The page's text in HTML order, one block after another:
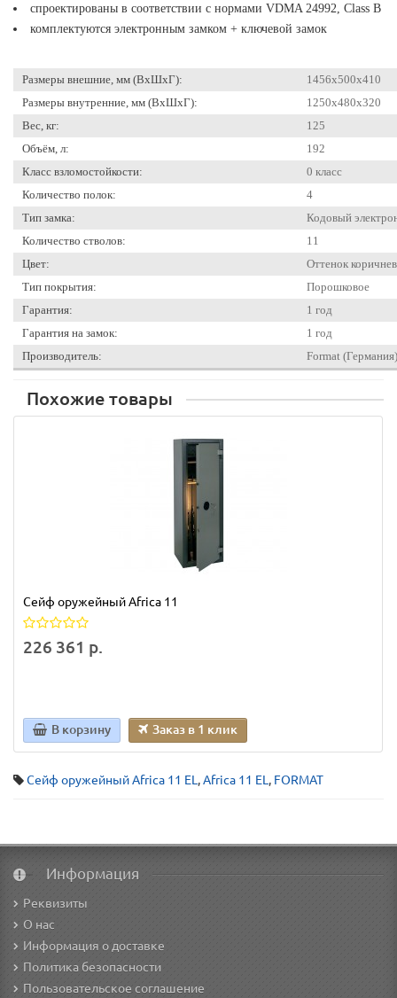
спроектированы в соответствии с нормами VDMA 24992, Class B
комплектуются электронным замком + ключевой замок
Размеры внешние, мм (ВхШхГ):
1456x500x410
Размеры внутренние, мм (ВхШхГ):
1250x480x320
Вес, кг:
125
Объём, л:
192
Класс взломостойкости:
0 класс
Количество полок:
4
Тип замка:
Кодовый
Количество стволов:
11
Цвет:
Оттенок
Тип покрытия:
Порошковое
Гарантия:
1 год
Гарантия на замок:
1 год
Производитель:
Format (Германия)
Похожие товары
Сейф оружейный Africa 11
226 361 р.
В корзину Заказ в 1 клик
Сейф оружейный Africa 11 EL ,Africa 11 EL , FORMAT
Информация
Реквизиты
О нас
Информация о доставке
Политика безопасности
Пользовательское соглашение